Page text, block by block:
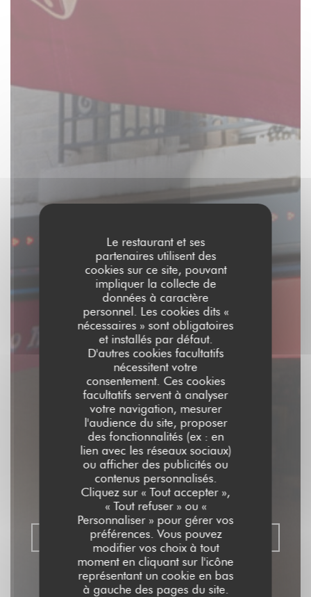
Le restaurant et ses
partenaires utilisent des
cookies sur ce site, pouvant
impliquer la collecte de
données à caractère
personnel. Les cookies dits «
nécessaires » sont obligatoires
et installés par défaut.
D'autres cookies facultatifs
nécessitent votre
consentement. Ces cookies
facultatifs servent à analyser
votre navigation, mesurer
l'audience du site, proposer
des fonctionnalités (ex : en
lien avec les réseaux sociaux)
ou afficher des publicités ou
contenus personnalisés.
Cliquez sur « Tout accepter »,
« Tout refuser » ou «
Personnaliser » pour gérer vos
préférences. Vous pouvez
modifier vos choix à tout
moment en cliquant sur l'icône
représentant un cookie en bas
à gauche des pages du site.
Aux Dés Calés 17 -
Legendre
RESTAURANT - BISTROT - BAR|
RÉSERVER